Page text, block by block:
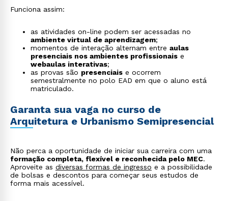
Funciona assim:
as atividades on-line podem ser acessadas no
ambiente virtual de aprendizagem;
momentos de interação alternam entre aulas
presenciais nos ambientes profissionais e
webaulas interativas;
as provas são presenciais e ocorrem
semestralmente no polo EAD em que o aluno está
matriculado.
Garanta sua vaga no curso de
Arquitetura e Urbanismo Semipresencial
Não perca a oportunidade de iniciar sua carreira com uma
formação completa, flexível e reconhecida pelo MEC.
Aproveite as diversas formas de ingresso e a possibilidade
de bolsas e descontos para começar seus estudos de
forma mais acessível.
Rápido e fácil
WhatsApp